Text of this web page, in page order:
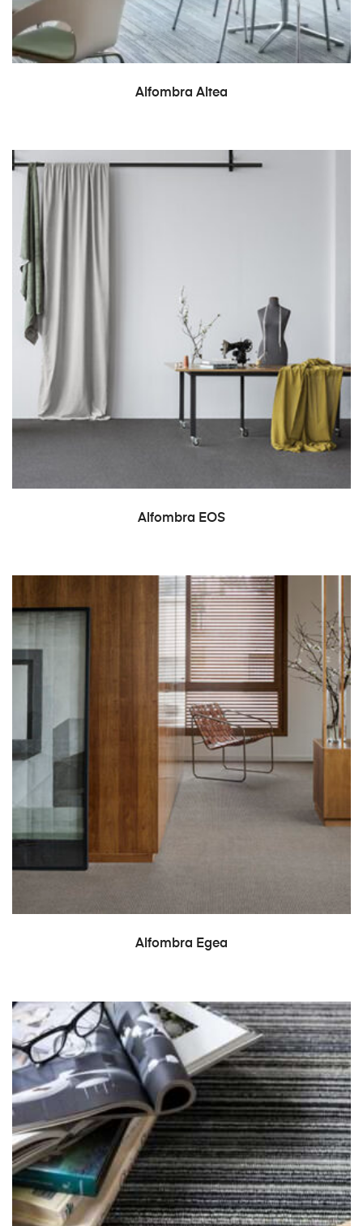
LEER MÁS
Alfombra Altea
LEER MÁS
Alfombra EOS
LEER MÁS
Alfombra Egea